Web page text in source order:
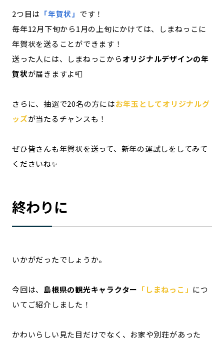
2つ目は 「年賀状」 です！
毎年12月下旬から1月の上旬にかけては、しまねっこに
年賀状を送ることができます！
送った人には、しまねっこからオリジナルデザインの年
賀状が届きますよ📮
さらに、抽選で20名の方にはお年玉としてオリジナルグ
ッズが当たるチャンスも！
ぜひ皆さんも年賀状を送って、新年の運試しをしてみて
くださいね✨
終わりに
いかがだったでしょうか。
今回は、 島根県の観光キャラクター 「しまねっこ」 につ
いてご紹介しました！
かわいらしい見た目だけでなく、お家や別荘があった